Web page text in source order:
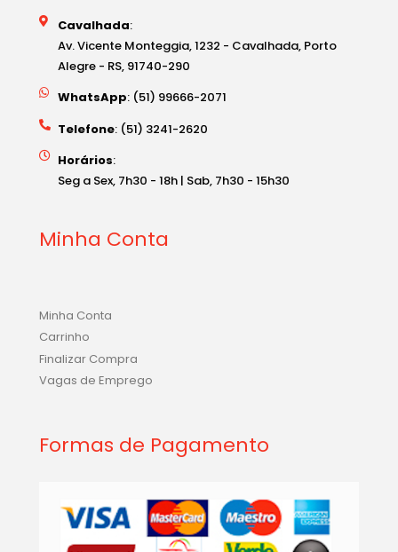
Av. Vicente Monteggia, 1232 - Cavalhada, Porto
Alegre - RS, 91740-290
Seg a Sex, 7h30 - 18h | Sab, 7h30 - 15h30
Minha Conta
Carrinho
Finalizar Compra
Vagas de Emprego
Formas de Pagamento